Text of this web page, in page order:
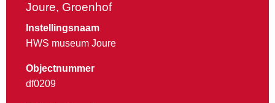
Joure, Groenhof
Instellingsnaam
HWS museum Joure
Objectnummer
df0209